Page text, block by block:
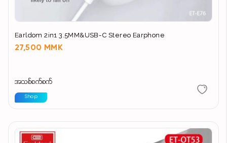
Earldom 2in1 3.5MM&USB-C Stereo Earphone
27,500 MMK
အသစ်စက်စက်
Shop